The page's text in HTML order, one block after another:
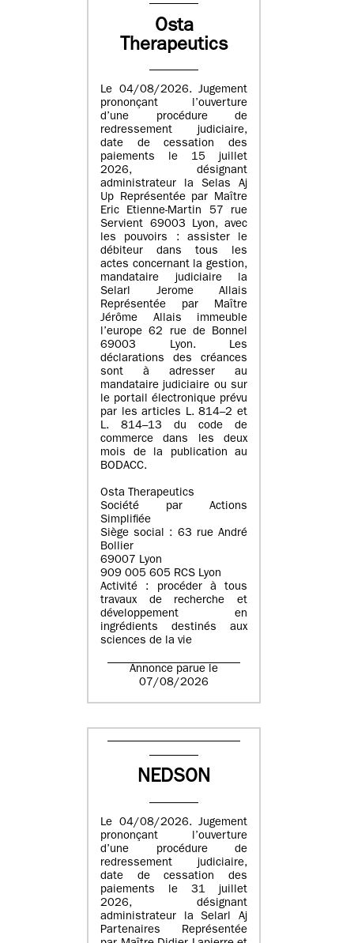
Osta
Therapeutics
Le 04/08/2026. Jugement
prononçant l’ouverture
d’une procédure de
redressement judiciaire,
date de cessation des
paiements le 15 juillet
2026, désignant
administrateur la Selas Aj
Up Représentée par Maître
Eric Etienne-Martin 57 rue
Servient 69003 Lyon, avec
les pouvoirs : assister le
débiteur dans tous les
actes concernant la gestion,
mandataire judiciaire la
Selarl Jerome Allais
Représentée par Maître
Jérôme Allais immeuble
l’europe 62 rue de Bonnel
69003 Lyon. Les
déclarations des créances
sont à adresser au
mandataire judiciaire ou sur
le portail électronique prévu
par les articles L. 814–2 et
L. 814–13 du code de
commerce dans les deux
mois de la publication au
BODACC.
Osta Therapeutics
Société par Actions
Simplifiée
Siège social : 63 rue André
Bollier
69007 Lyon
909 005 605 RCS Lyon
Activité : procéder à tous
travaux de recherche et
développement en
ingrédients destinés aux
sciences de la vie
Annonce parue le
07/08/2026
NEDSON
Le 04/08/2026. Jugement
prononçant l’ouverture
d’une procédure de
redressement judiciaire,
date de cessation des
paiements le 31 juillet
2026, désignant
administrateur la Selarl Aj
Partenaires Représentée